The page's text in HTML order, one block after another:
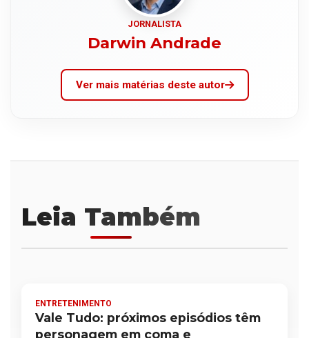
JORNALISTA
Darwin Andrade
Ver mais matérias deste autor
Leia Também
ENTRETENIMENTO
Vale Tudo: próximos episódios têm
personagem em coma e